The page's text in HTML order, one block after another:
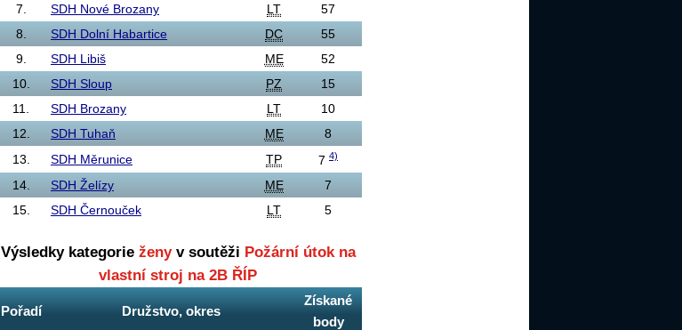
7.
SDH Nové Brozany LT
57
8.
SDH Dolní Habartice DC
55
9.
SDH Libiš ME
52
10.
SDH Sloup PZ
15
11.
SDH Brozany LT
10
12.
SDH Tuhaň ME
8
13.
SDH Měrunice TP 7 4)
14. SDH Želízy ME
7
15.
SDH Černouček LT 5
Výsledky kategorie ženyv soutěži Požární útok na
vlastní stroj na 2B ŘÍP
Pořadí Družstvo, okres
Získané
body